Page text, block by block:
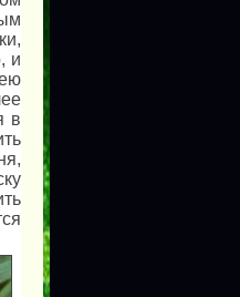
и
в